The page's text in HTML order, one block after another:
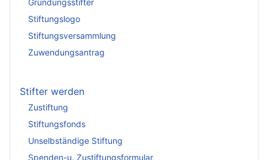
Stiftungslogo
Stiftungsversammlung
Zuwendungsantrag
Stifter werden
Zustiftung
Stiftungsfonds
Unselbständige Stiftung
Spenden-u. Zustiftungsformular